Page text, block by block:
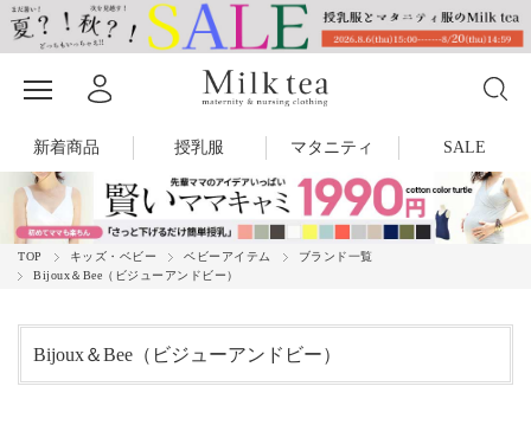
新着商品 授乳服 マタニティ SALE
TOP キッズ・ベビー ベビーアイテム
ブランド一覧
Bijoux＆Bee（ビジューアンドビー）
Bijoux＆Bee（ビジューアンドビー）